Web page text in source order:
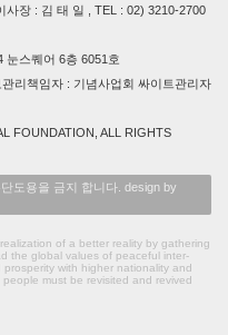
장 : 김 태 일 , TEL : 02) 3210-2700
눈스퀘어 6층 6051호
리책임자 : 기념사업회 싸이트관리자
FOUNDATION, ALL RIGHTS
도용을 금지 합니다. design by
of a better reality by gathering
the global values of peaceful inter-
with higher nationality and
must be revisited and revived